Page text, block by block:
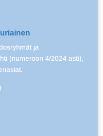
ja
(numeroon 4/2024 asti),